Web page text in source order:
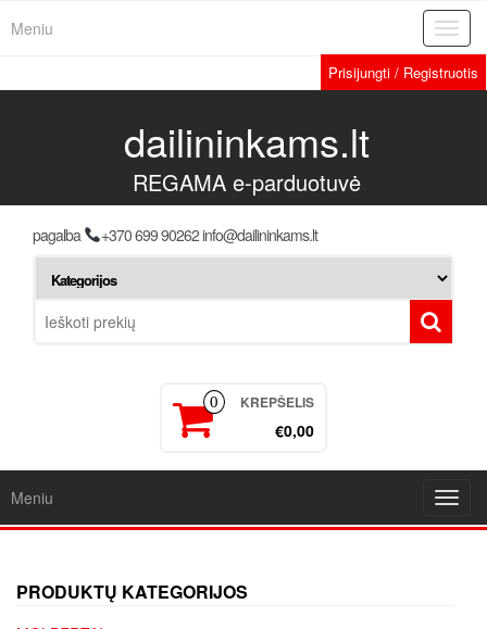
Meniu
Prisijungti / Registruotis
dailininkams.lt
REGAMA e-parduotuvė
pagalba +370 699 90262 info@dailininkams.lt
0 KREPŠELIS
€0,00
Meniu
PRODUKTŲ KATEGORIJOS